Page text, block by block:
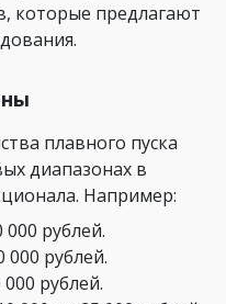
которые предлагают
плавного пуска
диапазонах в
Например:
000 рублей.
000 рублей.
рублей.